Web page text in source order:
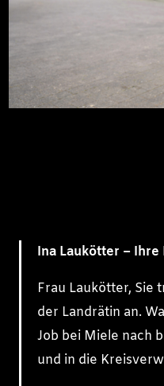
Ina Laukötter – Ihre
Frau Laukötter, Sie
der Landrätin an.
Job bei Miele nach
und in die